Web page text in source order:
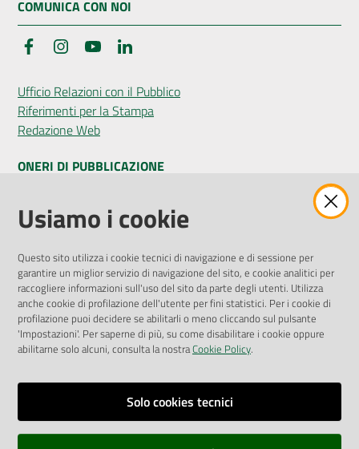
COMUNICA CON NOI
FacebookInstagramYouTube
Ufficio Relazioni con il Pubblico
Riferimenti per la Stampa
Redazione Web
ONERI DI PUBBLICAZIONE
Amministrazione Trasparente
Pubblicità legale
Privacy Policy
Attuazione Misure PNRR
Liste di Attesa
ENTI, IMPRESE E PARTNER
Fatturazione Elettronica
Richiesta Patrocinio
Usiamo i cookie
Questo sito utilizza i cookie tecnici di navigazione e di sessione per
garantire un miglior servizio di navigazione del sito, e cookie analitici per
raccogliere informazioni sull'uso del sito da parte degli utenti. Utilizza
anche cookie di profilazione dell'utente per fini statistici. Per i cookie di
profilazione puoi decidere se abilitarli o meno cliccando sul pulsante
'Impostazioni'. Per saperne di più, su come disabilitare i cookie oppure
abilitarne solo alcuni, consulta la nostraCookie Policy.
Solo cookies tecnici